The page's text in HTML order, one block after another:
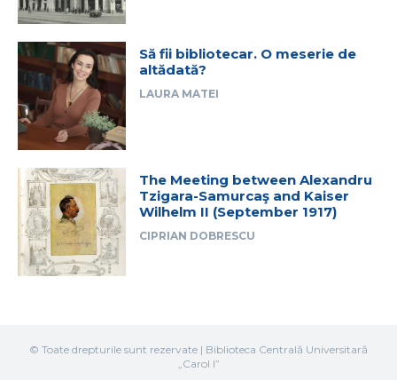
Să fii bibliotecar. O meserie de
altădată?
LAURA MATEI
The Meeting between Alexandru
Tzigara-Samurcaş and Kaiser
Wilhelm II (September 1917)
CIPRIAN DOBRESCU
© Toate drepturile sunt rezervate | Biblioteca Centrală Universitară
„Carol I”